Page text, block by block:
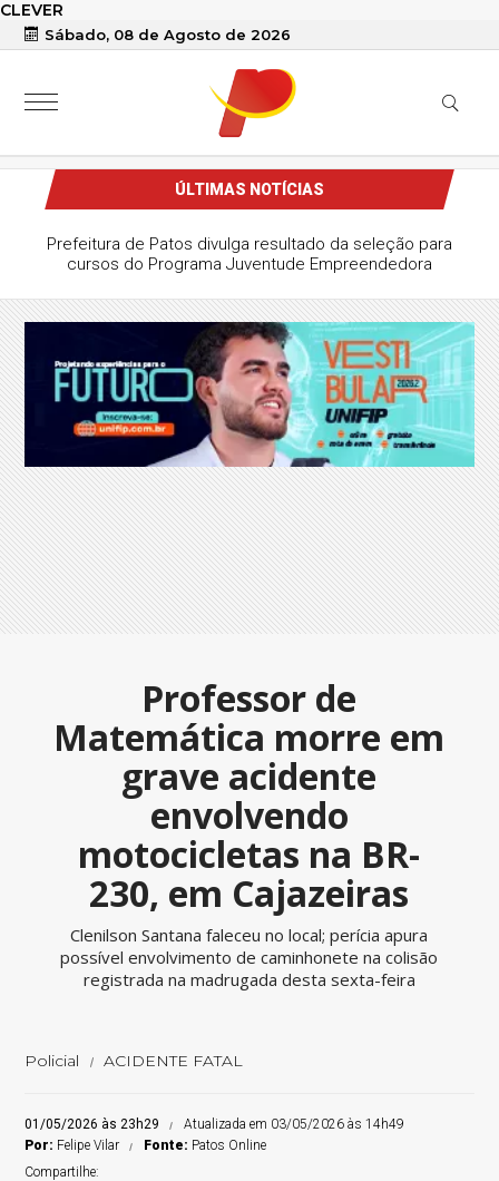
CLEVER
Sábado, 08 de Agosto de 2026
ÚLTIMAS NOTÍCIAS
Prefeitura de Patos divulga resultado da seleção para
cursos do Programa Juventude Empreendedora
Professor de
Matemática morre em
grave acidente
envolvendo
motocicletas na BR-
230, em Cajazeiras
Clenilson Santana faleceu no local; perícia apura
possível envolvimento de caminhonete na colisão
registrada na madrugada desta sexta-feira
Policial ACIDENTE FATAL
01/05/2026 às 23h29
Atualizada em 03/05/2026 às 14h49
Por: Felipe Vilar Fonte: Patos Online
Compartilhe: